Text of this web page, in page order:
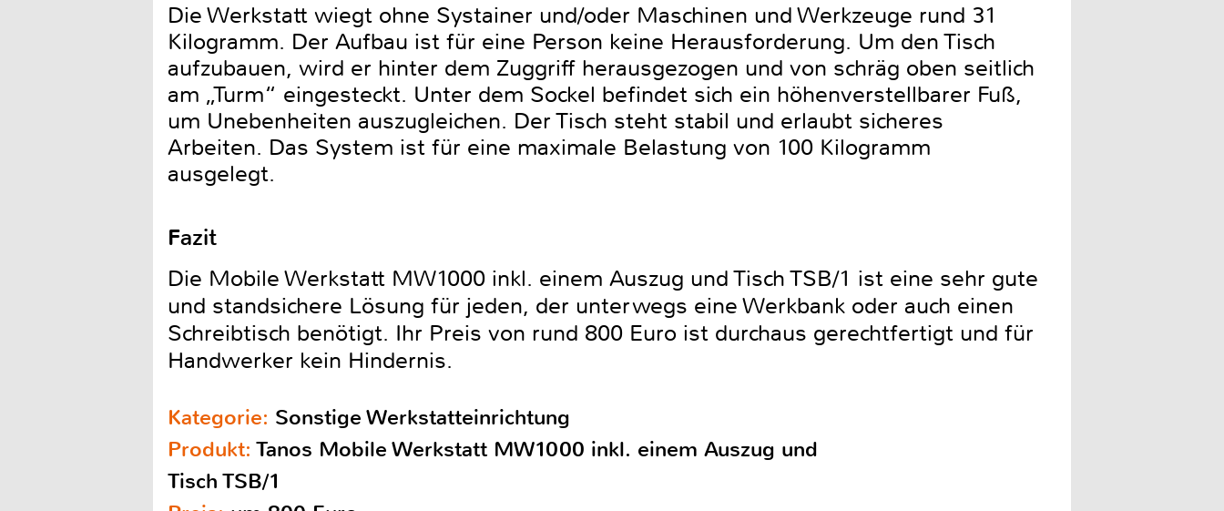
Die Werkstatt wiegt ohne Systainer und/oder Maschinen und Werkzeuge rund 31
Kilogramm. Der Aufbau ist für eine Person keine Herausforderung. Um den Tisch
aufzubauen, wird er hinter dem Zuggriff herausgezogen und von schräg oben seitlich
am „Turm“ eingesteckt. Unter dem Sockel befindet sich ein höhenverstellbarer Fuß,
um Unebenheiten auszugleichen. Der Tisch steht stabil und erlaubt sicheres
Arbeiten. Das System ist für eine maximale Belastung von 100 Kilogramm
ausgelegt.
Fazit
Die Mobile Werkstatt MW1000 inkl. einem Auszug und Tisch TSB/1 ist eine sehr gute
und standsichere Lösung für jeden, der unterwegs eine Werkbank oder auch einen
Schreibtisch benötigt. Ihr Preis von rund 800 Euro ist durchaus gerechtfertigt und für
Handwerker kein Hindernis.
Kategorie: Sonstige Werkstatteinrichtung
Produkt:Tanos Mobile Werkstatt MW1000 inkl. einem Auszug und
Tisch TSB/1